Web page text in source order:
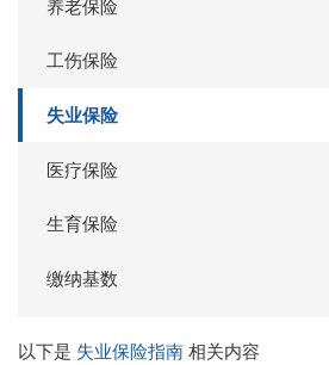
养老保险
工伤保险
失业保险
医疗保险
生育保险
缴纳基数
以下是 失业保险指南相关内容